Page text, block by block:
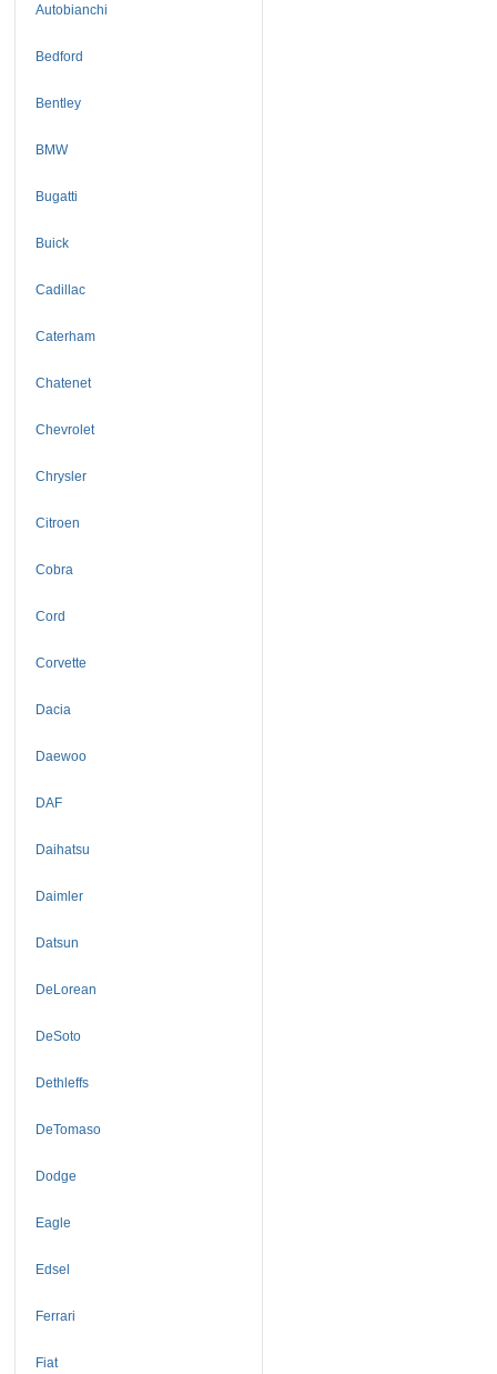
Autobianchi
Bedford
Bentley
BMW
Bugatti
Buick
Cadillac
Caterham
Chatenet
Chevrolet
Chrysler
Citroen
Cobra
Cord
Corvette
Dacia
Daewoo
DAF
Daihatsu
Daimler
Datsun
DeLorean
DeSoto
Dethleffs
DeTomaso
Dodge
Eagle
Edsel
Ferrari
Fiat